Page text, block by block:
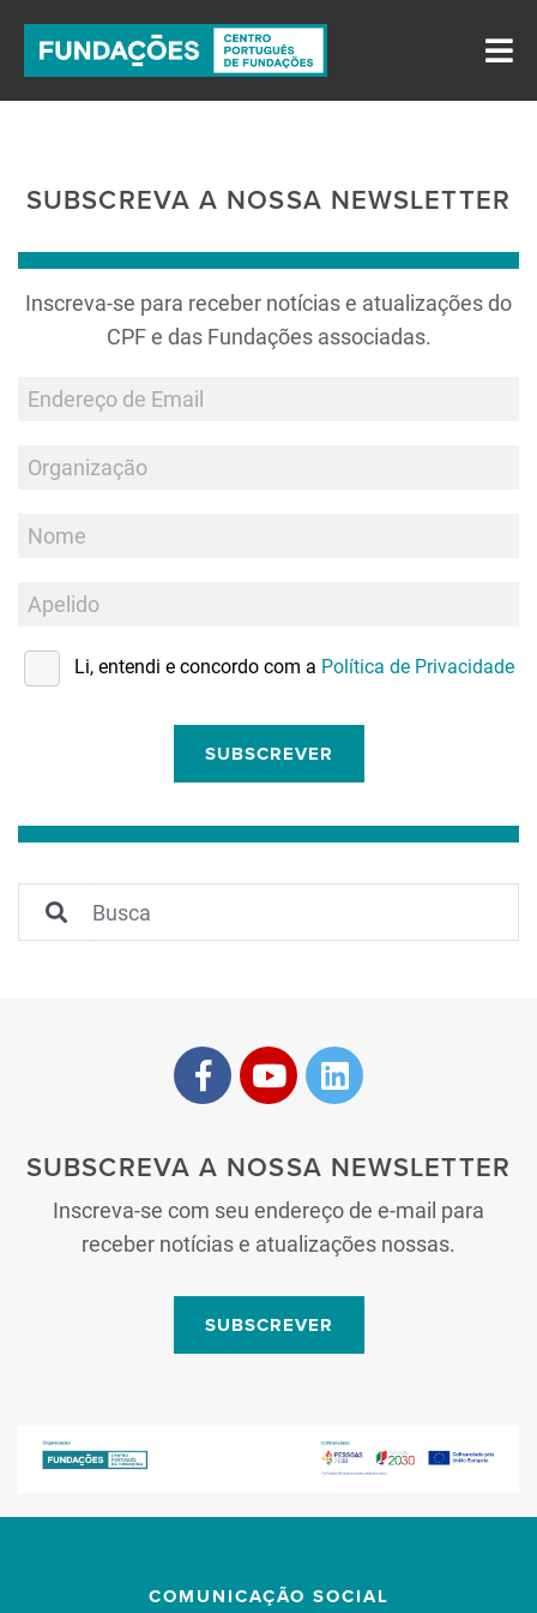
SUBSCREVA A NOSSA NEWSLETTER
Inscreva-se para receber notícias e atualizações do
CPF e das Fundações associadas.
Li, entendi e concordo com a Política de Privacidade
SUBSCREVER
SUBSCREVA A NOSSA NEWSLETTER
Inscreva-se com seu endereço de e-mail para
receber notícias e atualizações nossas.
SUBSCREVER
COMUNICAÇÃO SOCIAL